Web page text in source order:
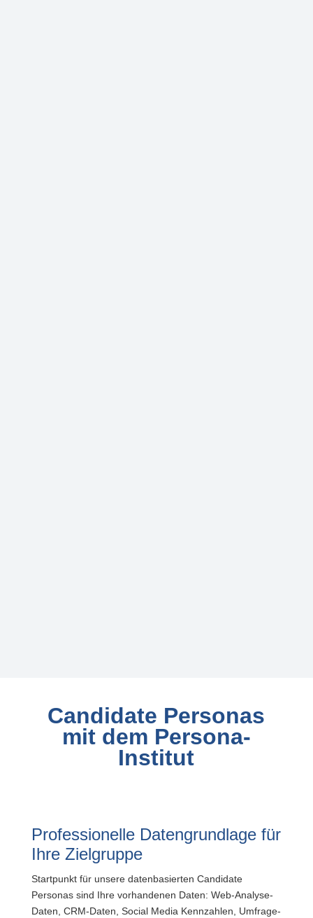
Candidate Personas
mit dem Persona-
Institut
Professionelle Datengrundlage für
Ihre Zielgruppe
Startpunkt für unsere datenbasierten Candidate
Personas sind Ihre vorhandenen Daten: Web-Analyse-
Daten, CRM-Daten, Social Media Kennzahlen, Umfrage-